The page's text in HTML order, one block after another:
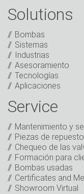
Captcha
Verificación
Haga clic
He leído la
tratamiento de
Esto incluye el
de otras
noticias de la
* Campo obligatorio
Solutions
Bombas
Sistemas
Industrias
Asesoramiento
Tecnologías
Aplicaciones
Service
Mantenimiento y
Piezas de
Chequeo de las
Formación para
Bombas usadas
Certificates and
Showroom Virtual